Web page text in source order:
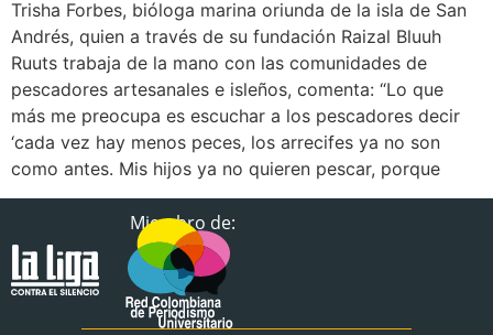
Trisha Forbes, bióloga marina oriunda de la isla de San
Andrés, quien a través de su fundación Raizal Bluuh
Ruuts trabaja de la mano con las comunidades de
pescadores artesanales e isleños, comenta: “Lo que
más me preocupa es escuchar a los pescadores decir
‘cada vez hay menos peces, los arrecifes ya no son
como antes. Mis hijos ya no quieren pescar, porque
Miembro de: